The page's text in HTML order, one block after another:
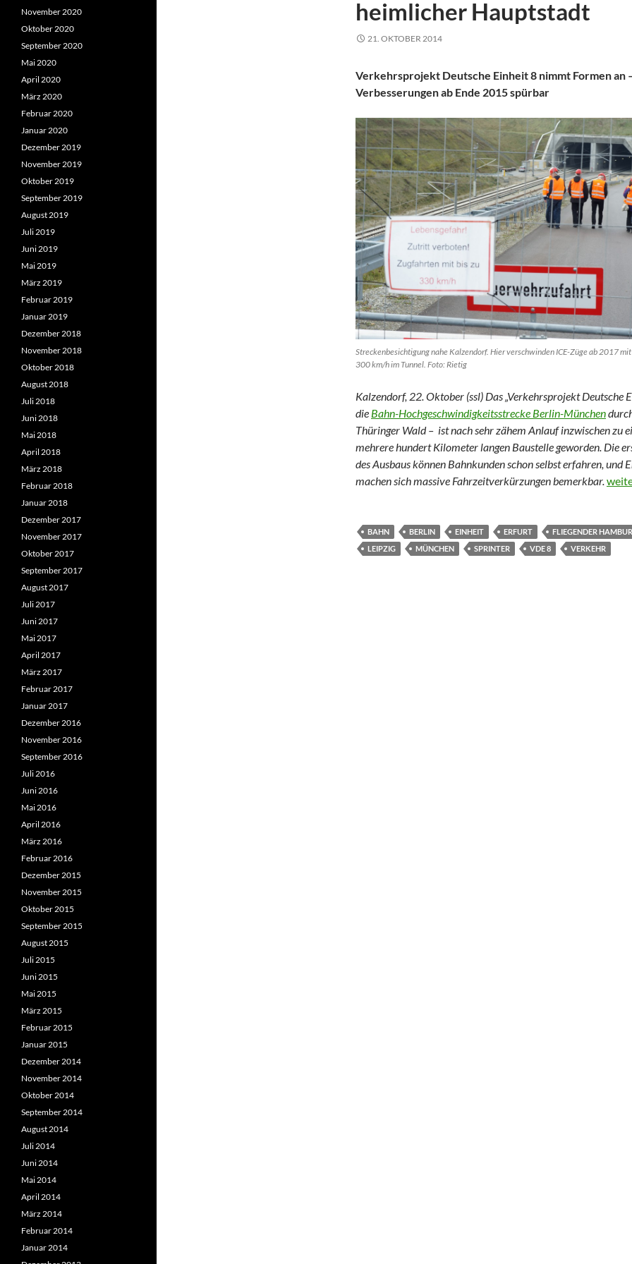
heimlicher Hauptstadt
21. OKTOBER 2014
Verkehrsprojekt Deutsche Einheit 8 nimmt Formen an
Verbesserungen ab Ende 2015 spürbar
Streckenbesichtigung nahe Kalzendorf. Hier verschwinden ICE-Züge ab 2017
300 km/h im Tunnel. Foto: Rietig
Kalzendorf, 22. Oktober (ssl) Das „Verkehrsprojekt Deutsche
die Bahn-Hochgeschwindigkeitsstrecke Berlin-München
Thüringer Wald – ist nach sehr zähem Anlauf inzwischen zu
mehrere hundert Kilometer langen Baustelle geworden. Die
des Ausbaus können Bahnkunden schon selbst erfahren, und
machen sich massive Fahrzeitverkürzungen bemerkbar.
BAHN BERLIN EINHEIT ERFURT FLIEGENDER
LEIPZIG
MÜNCHEN SPRINTER VDE 8 VERKEHR
November 2020
Oktober 2020
September 2020
Mai 2020
April 2020
März 2020
Februar 2020
Januar 2020
Dezember 2019
November 2019
Oktober 2019
September 2019
August 2019
Juli 2019
Juni 2019
Mai 2019
März 2019
Februar 2019
Januar 2019
Dezember 2018
November 2018
Oktober 2018
August 2018
Juli 2018
Juni 2018
Mai 2018
April 2018
März 2018
Februar 2018
Januar 2018
Dezember 2017
November 2017
Oktober 2017
September 2017
August 2017
Juli 2017
Juni 2017
Mai 2017
April 2017
März 2017
Februar 2017
Januar 2017
Dezember 2016
November 2016
September 2016
Juli 2016
Juni 2016
Mai 2016
April 2016
März 2016
Februar 2016
Dezember 2015
November 2015
Oktober 2015
September 2015
August 2015
Juli 2015
Juni 2015
Mai 2015
März 2015
Februar 2015
Januar 2015
Dezember 2014
November 2014
Oktober 2014
September 2014
August 2014
Juli 2014
Juni 2014
Mai 2014
April 2014
März 2014
Februar 2014
Januar 2014